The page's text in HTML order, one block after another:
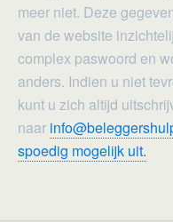
meer niet. Deze
van de website
complex paswoord en
anders. Indien u niet
kunt u zich altijd
naar
spoedig mogelijk uit.